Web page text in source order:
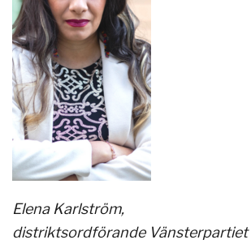
Elena Karlström,
distriktsordförande Vänsterpartiet